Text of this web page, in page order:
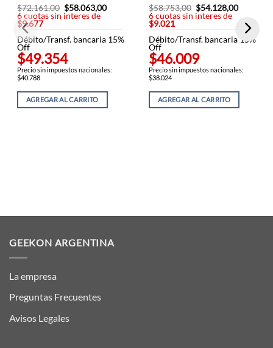
$72.161,00 El
precio
$72.161,00.
$58.063,00El
$58.063,00.
6 cuotas sin interes de
$9.677
Débito/Transf. bancaria 15%
Off
$49.354
Precio sin impuestos nacionales:
$40.788
AGREGAR AL CARRITO
$58.753,00 El
precio
$58.753,00.
$54.128,00El
actual
es:
6 cuotas sin interes de
$9.021
Débito/Transf. bancaria 15%
Off
$46.009
Precio sin impuestos nacionales:
$38.024
AGREGAR AL CARRITO
GEEKON ARGENTINA
La empresa
Preguntas Frecuentes
Avisos Legales